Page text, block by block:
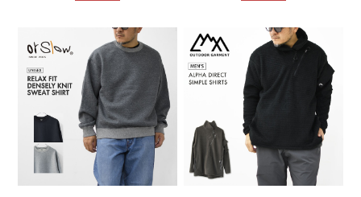
ドイエロー・MEN'S /
LADY'S [2025AW]
ン・デンスリーニット・裏
起毛・ユニセックス・
MEN'S / LADY'S [2025AW]